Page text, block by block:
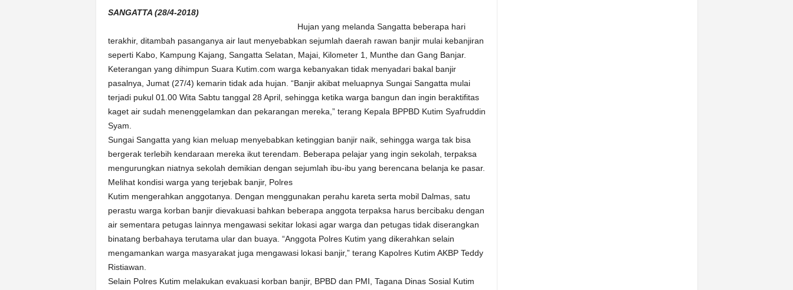
SANGATTA (28/4-2018)
Hujan yang melanda Sangatta beberapa hari
terakhir, ditambah pasanganya air laut menyebabkan sejumlah daerah rawan banjir mulai kebanjiran
seperti Kabo, Kampung Kajang, Sangatta Selatan, Majai, Kilometer 1, Munthe dan Gang Banjar.
Keterangan yang dihimpun Suara Kutim.com warga kebanyakan tidak menyadari bakal banjir
pasalnya, Jumat (27/4) kemarin tidak ada hujan. “Banjir akibat meluapnya Sungai Sangatta mulai
terjadi pukul 01.00 Wita Sabtu tanggal 28 April, sehingga ketika warga bangun dan ingin beraktifitas
kaget air sudah menenggelamkan dan pekarangan mereka,” terang Kepala BPPBD Kutim Syafruddin
Syam.
Sungai Sangatta yang kian meluap menyebabkan ketinggian banjir naik, sehingga warga tak bisa
bergerak terlebih kendaraan mereka ikut terendam. Beberapa pelajar yang ingin sekolah, terpaksa
mengurungkan niatnya sekolah demikian dengan sejumlah ibu-ibu yang berencana belanja ke pasar.
Melihat kondisi warga yang terjebak banjir, Polres
Kutim mengerahkan anggotanya. Dengan menggunakan perahu kareta serta mobil Dalmas, satu
perastu warga korban banjir dievakuasi bahkan beberapa anggota terpaksa harus bercibaku dengan
air sementara petugas lainnya mengawasi sekitar lokasi agar warga dan petugas tidak diserangkan
binatang berbahaya terutama ular dan buaya. “Anggota Polres Kutim yang dikerahkan selain
mengamankan warga masyarakat juga mengawasi lokasi banjir,” terang Kapolres Kutim AKBP Teddy
Ristiawan.
Selain Polres Kutim melakukan evakuasi korban banjir, BPBD dan PMI, Tagana Dinas Sosial Kutim